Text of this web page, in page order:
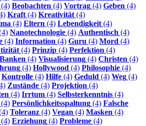
(4) Beobachten (4) Vortrag (4) Geben (4)
Kraft(4) Kreativität(4)
(4) Eltern (4) Lebendigkeit(4)
Nanotechnologie (4) Authentisch (4)
(4) Information (4) Guru (4) Mord (4)
(4) Prinzip (4) Perfektion (4)
Banken (4) Visualisierung (4) Christen (4)
(4) Hollywood (4) Philosophie (4)
Kontrolle (4) Hilfe (4) Geduld (4) Weg (4)
Zustände (4) Projektion (4)
(4) Irrtum (4) Selbsterkenntnis (4)
(4) Persönlichkeitsspaltung (4) Falsche
Toleranz (4) Vegan (4) Masken (4)
Erziehung (4) Probleme (4)